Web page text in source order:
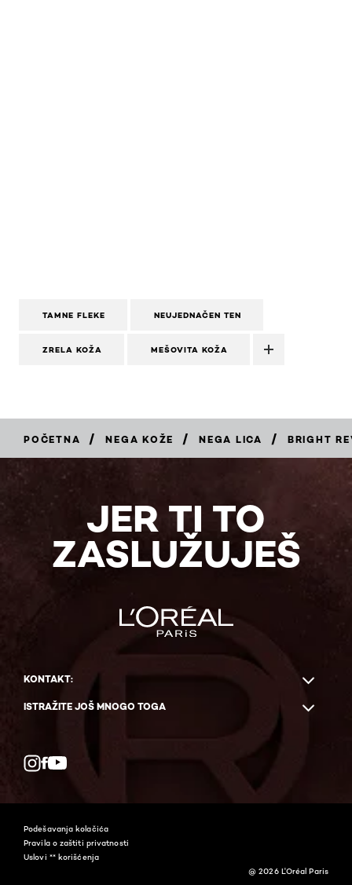
TAMNE FLEKE NEUJEDNAČEN TEN
ZRELA KOŽA MEŠOVITA KOŽA
POČETNA / NEGA KOŽE / NEGA LICA / BRIGHT
KUPITE
JER TI TO
ZASLUŽUJEŠ
KONTAKT:
ISTRAŽITE JOŠ MNOGO TOGA
Podešavanja kolačića​
Pravila o zaštiti privatnosti
Uslovi ** korišćenja
@ 2026 L'Oréal Paris